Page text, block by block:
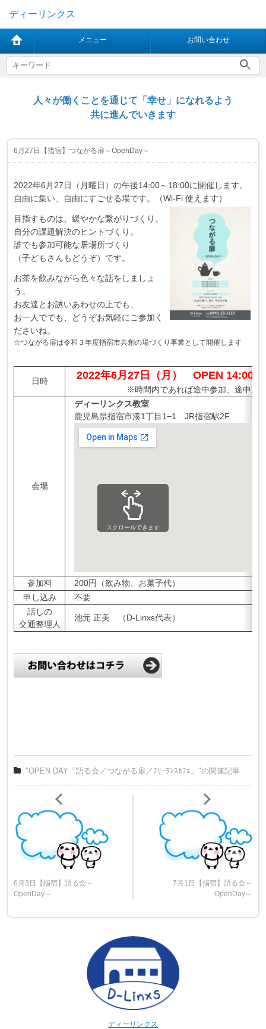
ディーリンクス
メニュー お問い合わせ
人々が働くことを通じて「幸せ」になれるよう
共に進んでいきます
6月27日【指宿】つながる扉～OpenDay～
2022年6月27日（月曜日）の午後14:00～18:00に開催します。
自由に集い、自由にすごせる場です。（Wi‐Fi 使えます）
目指すものは、緩やかな繋がりづくり。
自分の課題解決のヒントづくり。
誰でも参加可能な居場所づくり
（子どもさんもどうぞ）です。
お茶を飲みながら色々な話をしましょ
う。
お友達とお誘いあわせの上でも、
お一人ででも、どうぞお気軽にご参加く
ださいね。
☆つながる扉は令和３年度指宿市共創の場づくり事業として開催します
日時 2022年6月27日（月） OPEN 14:00～
※時間内であれば途中参加、途中退
会場
ディーリンクス教室
鹿児島県指宿市湊1丁目1−1 JR指宿駅2F
参加料
200円（飲み物、お菓子代）
申し込み
不要
話しの
交通整理人
池元 正美 （D-Linxs代表）
スクロールできます
"OPEN DAY「語る会／つながる扉／ﾌﾘｰﾗﾝｽｶﾌｪ」"の関連記事
6月3日【指宿】語る会～
OpenDay～
7月1日【指宿】語る会～
OpenDay～
ディーリンクス